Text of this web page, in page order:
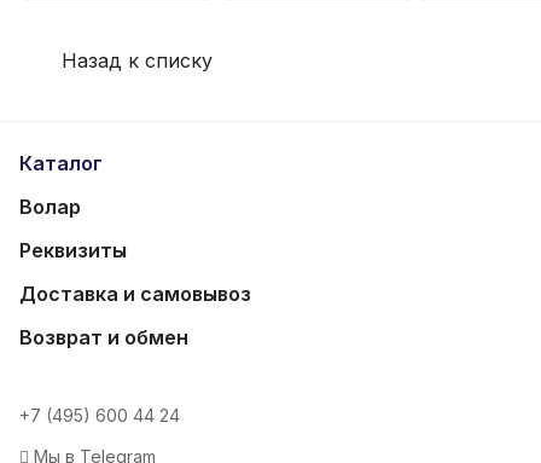
Назад к списку
Каталог
Волар
Реквизиты
Доставка и самовывоз
Возврат и обмен
+7 (495) 600 44 24
Мы в Telegram